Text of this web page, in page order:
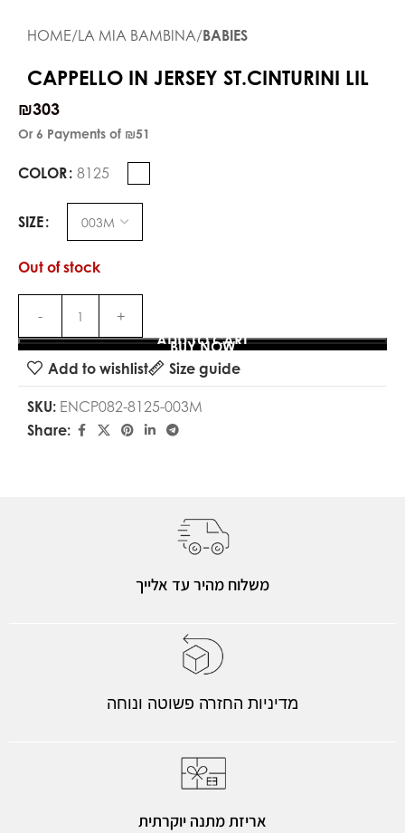
HOME LA MIA BAMBINA BABIES
CAPPELLO IN JERSEY ST.CINTURINI LIL
₪303
Or 6 Payments of ₪51
COLOR 8125
SIZE
Out of stock
ADD TO CART
BUY NOW
Add to wishlist
Size guide
SKU: ENCP082-8125-003M
Share:
משלוח מהיר עד אלייך
מדיניות החזרה פשוטה ונוחה
אריזת מתנה יוקרתית